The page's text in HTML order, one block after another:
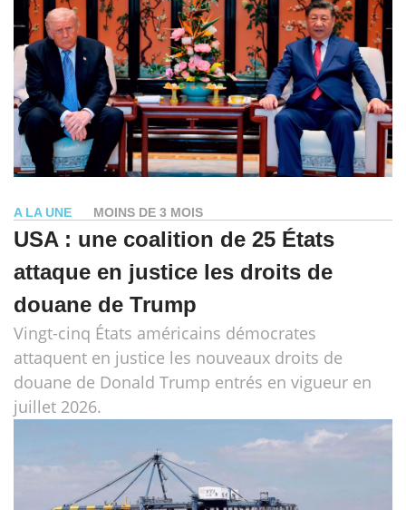
A LA UNE MOINS DE 3 MOIS
USA : une coalition de 25 États
attaque en justice les droits de
douane de Trump
Vingt-cinq États américains démocrates
attaquent en justice les nouveaux droits de
douane de Donald Trump entrés en vigueur en
juillet 2026.